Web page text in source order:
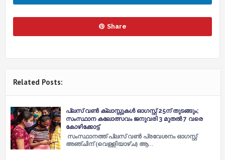
Share
Related Posts:
പ്ലസ് വൺ ക്ലാസ്സുകള്‍ ഓഗസ്റ്റ് 25ന് തുടങ്ങും;
സംസ്ഥാന കലോത്സവം ജനുവരി 3 മുതല്‍ 7 വരെ
കോഴിക്കോട്ട്
സംസ്ഥാനത്ത് പ്ലസ് വണ്‍ പ്രവേശനം ഓഗസ്റ്റ്
അഞ്ചിന് (വെള്ളിയാഴ്ച) ആ…